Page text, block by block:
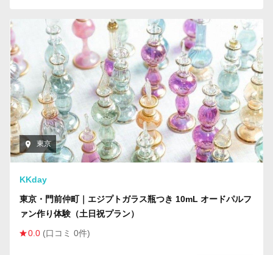
東京
KKday
東京・門前仲町｜エジプトガラス瓶つき 10mL オードパルフ
ァン作り体験（土日祝プラン）
0.0 (口コミ 0件)